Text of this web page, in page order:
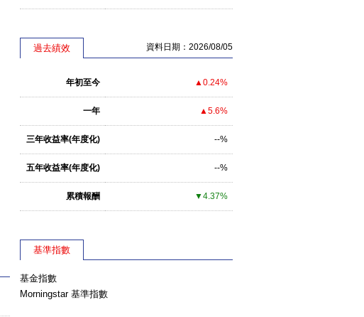
過去績效 資料日期：2026/08/05
年初至今 ▲0.24%
一年 ▲5.6%
三年收益率(年度化) --%
五年收益率(年度化) --%
累積報酬 ▼4.37%
基準指數
基金指數
Morningstar 基準指數